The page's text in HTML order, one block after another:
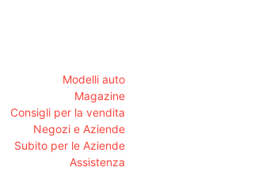
Modelli auto
Magazine
Consigli per la vendita
Negozi e Aziende
Subito per le Aziende
Assistenza